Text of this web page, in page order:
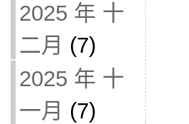
2025 年 十
二月 (7)
2025 年 十
一月 (7)